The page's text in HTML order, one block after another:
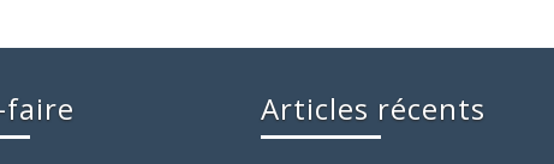
faire Articles récents